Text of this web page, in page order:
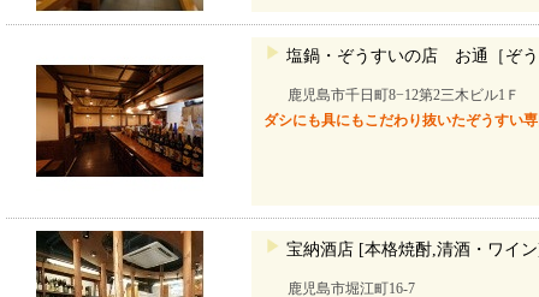
塩鍋・ぞうすいの店 お通［ぞ
鹿児島市千日町8−12第2三木ビル1Ｆ
ダシにも具にもこだわり抜いたぞうすい
宝納酒店 [本格焼酎,清酒・ワイ
鹿児島市堀江町16-7